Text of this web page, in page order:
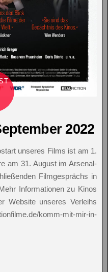
2022
unseres Films ist am 1.
am 31. August im Arsenal-
Filmgesprächs in
Informationen zu Kinos
Website unseres Verleihs
komm-mit-mir-in-